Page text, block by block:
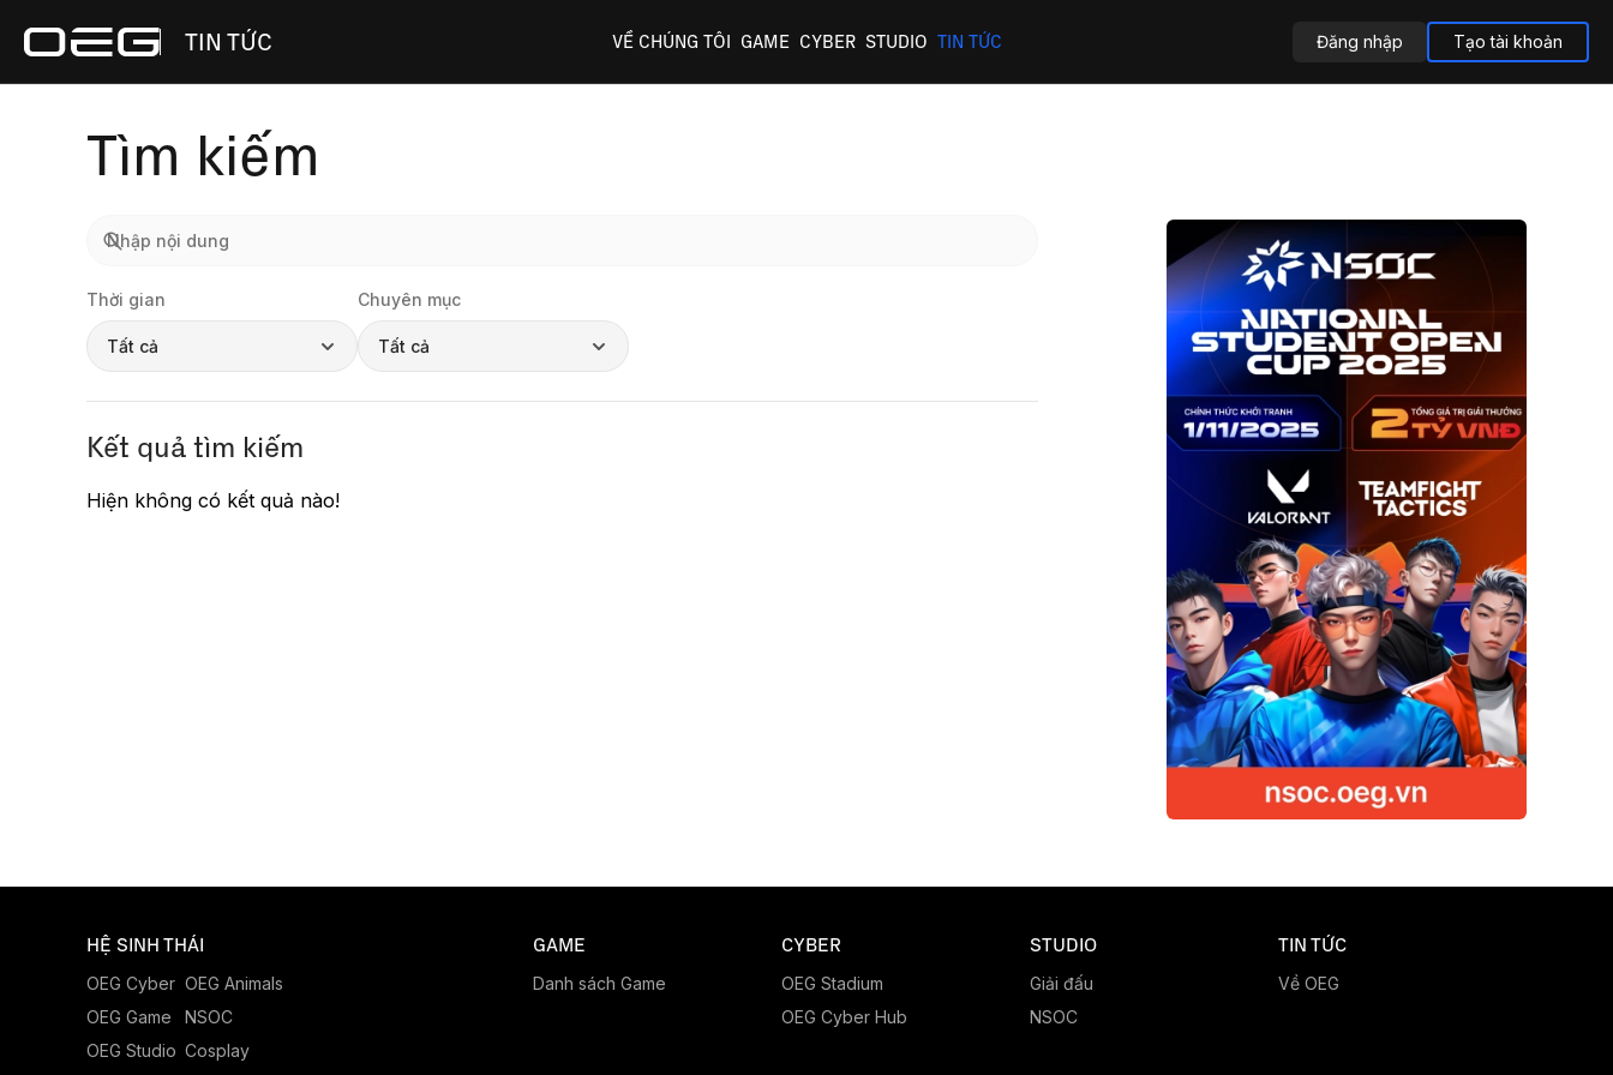
TIN TỨC VỀ CHÚNG TÔI GAME CYBER STUDIO TIN TỨC Đăng nhập Tạo tài khoản
Tìm kiếm
Thời gian
Tất cả
Chuyên mục
Tất cả
Kết quả tìm kiếm
Hiện không có kết quả nào!
HỆ SINH THÁI
OEG Cyber
OEG Game
OEG Studio
OEG Animals
NSOC
Cosplay
GAME
Danh sách Game
CYBER
OEG Stadium
OEG Cyber Hub
STUDIO
Giải đấu
NSOC
TIN TỨC
Về OEG